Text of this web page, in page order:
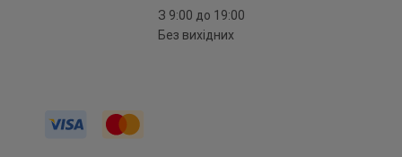
З 9:00 до 19:00
Без вихідних